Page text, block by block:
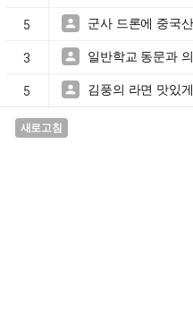
5  군사 드론에 중국
3  일반학교 동문과
5  김풍의 라면 맛있
새로고침